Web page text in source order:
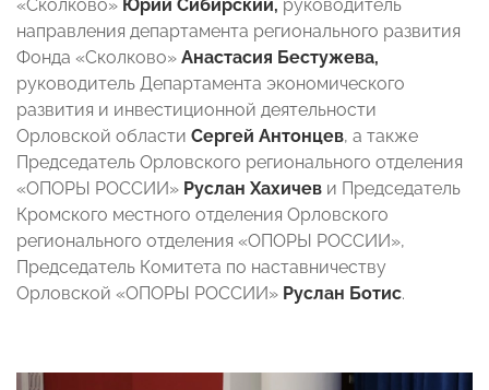
«Сколково» Юрий Сибирский, руководитель
направления департамента регионального развития
Фонда «Сколково» Анастасия Бестужева,
руководитель Департамента экономического
развития и инвестиционной деятельности
Орловской области Сергей Антонцев, а также
Председатель Орловского регионального отделения
«ОПОРЫ РОССИИ» Руслан Хахичев и Председатель
Кромского местного отделения Орловского
регионального отделения «ОПОРЫ РОССИИ»,
Председатель Комитета по наставничеству
Орловской «ОПОРЫ РОССИИ» Руслан Ботис.